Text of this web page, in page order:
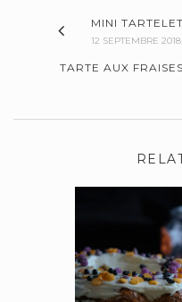
MINI
12 SEPTEMBRE 2018
TARTE AUX